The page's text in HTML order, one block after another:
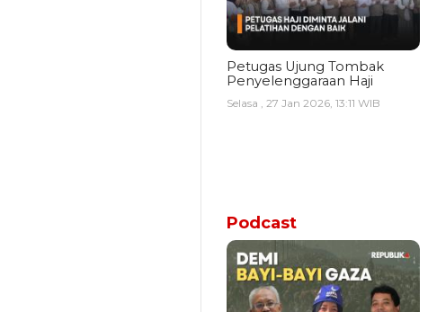
Petugas Ujung Tombak
Penyelenggaraan Haji
Selasa , 27 Jan 2026, 13:11 WIB
Podcast